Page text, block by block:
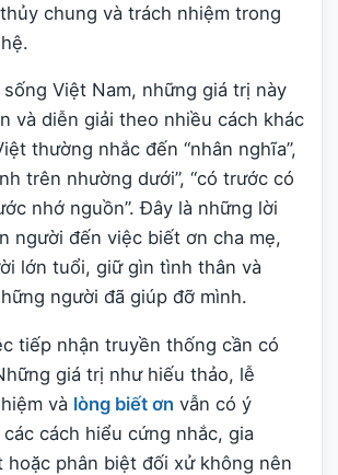
chung và trách nhiệm trong
Việt Nam, những giá trị này
và diễn giải theo nhiều cách khác
thường nhắc đến “nhân nghĩa”,
trên nhường dưới”, “có trước có
nhớ nguồn”. Đây là những lời
người đến việc biết ơn cha mẹ,
lớn tuổi, giữ gìn tình thân và
người đã giúp đỡ mình.
tiếp nhận truyền thống cần có
giá trị như hiếu thảo, lễ
và lòng biết ơn vẫn có ý
cách hiểu cứng nhắc, gia
hoặc phân biệt đối xử không nên